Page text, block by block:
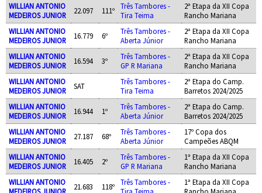
WILLIAN ANTONIO
MEDEIROS JUNIOR
22.097 111º
Três Tambores -
Tira Teima
2ª Etapa da XII Copa
Rancho Mariana
WILLIAN ANTONIO
MEDEIROS JUNIOR
16.779 6º
Três Tambores -
Aberta Júnior
2ª Etapa da XII Copa
Rancho Mariana
WILLIAN ANTONIO
MEDEIROS JUNIOR
16.594 3º
Três Tambores -
GP R Mariana
2ª Etapa da XII Copa
Rancho Mariana
WILLIAN ANTONIO
MEDEIROS JUNIOR
SAT
Três Tambores -
Tira Teima
2ª Etapa do Camp.
Barretos 2024/2025
WILLIAN ANTONIO
MEDEIROS JUNIOR
16.944 1º
Três Tambores -
Aberta Júnior
2ª Etapa do Camp.
Barretos 2024/2025
WILLIAN ANTONIO
MEDEIROS JUNIOR
27.187 68º
Três Tambores -
Aberta Júnior
17º Copa dos
Campeões ABQM
WILLIAN ANTONIO
MEDEIROS JUNIOR
16.405 2º
Três Tambores -
GP R Mariana
1ª Etapa da XII Copa
Rancho Mariana
WILLIAN ANTONIO
MEDEIROS JUNIOR
21.683 118º
Três Tambores -
Tira Teima
1ª Etapa da XII Copa
Rancho Mariana